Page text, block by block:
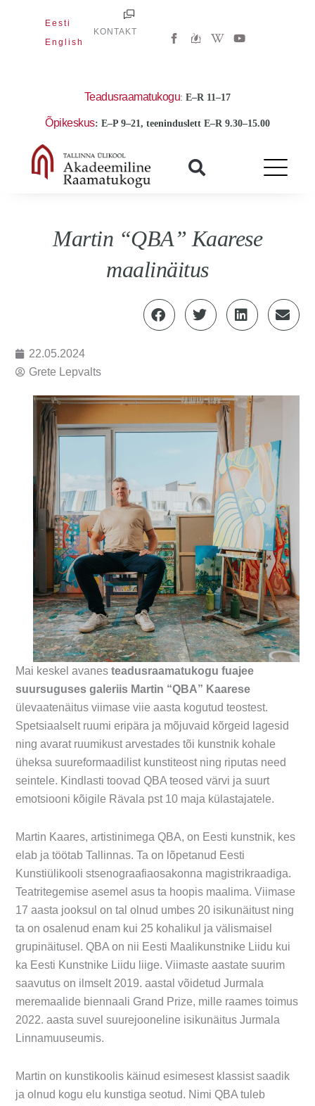
Eesti
English
KONTAKT
W
i
d
-
Y
o
Teadusraamatukogu:E–R 11–17
Õpikeskus: E–P 9–21, teeninduslett E–R 9.30–15.00
Martin “QBA” Kaarese
maalinäitus
22.05.2024
Grete Lepvalts
Mai keskel avanesteadusraamatukogu fuajee
suursuguses galeriis Martin “QBA” Kaarese
ülevaatenäitus viimase viie aasta kogutud teostest.
Spetsiaalselt ruumi eripära ja mõjuvaid kõrgeid lagesid
ning avarat ruumikust arvestades tõi kunstnik kohale
üheksa suureformaadilist kunstiteost ning riputas need
seintele. Kindlasti toovad QBA teosed värvi ja suurt
emotsiooni kõigile Rävala pst 10 maja külastajatele.
Martin Kaares, artistinimega QBA, on Eesti kunstnik, kes
elab ja töötab Tallinnas. Ta on lõpetanud Eesti
Kunstiülikooli stsenograafiaosakonna magistrikraadiga.
Teatritegemise asemel asus ta hoopis maalima. Viimase
17 aasta jooksul on tal olnud umbes 20 isikunäitust ning
ta on osalenud enam kui 25 kohalikul ja välismaisel
grupinäitusel. QBA on nii Eesti Maalikunstnike Liidu kui
ka Eesti Kunstnike Liidu liige. Viimaste aastate suurim
saavutus on ilmselt 2019. aastal võidetud Jurmala
meremaalide biennaali Grand Prize, mille raames toimus
2022. aasta suvel suurejooneline isikunäitus Jurmala
Linnamuuseumis.
Martin on kunstikoolis käinud esimesest klassist saadik
ja olnud kogu elu kunstiga seotud. Nimi QBA tuleb